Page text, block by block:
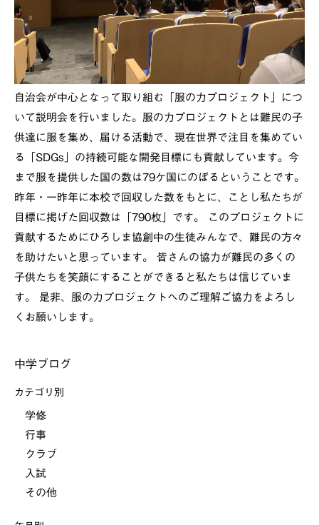
自治会が中心となって取り組む「服の力プロジェクト」につ
いて説明会を行いました。服の力プロジェクトとは難民の子
供達に服を集め、届ける活動で、現在世界で注目を集めてい
る「SDGs」の持続可能な開発目標にも貢献しています。今
まで服を提供した国の数は79ケ国にのぼるということです。
昨年・一昨年に本校で回収した数をもとに、ことし私たちが
目標に掲げた回収数は「790枚」です。 このプロジェクトに
貢献するためにひろしま協創中の生徒みんなで、難民の方々
を助けたいと思っています。 皆さんの協力が難民の多くの
子供たちを笑顔にすることができると私たちは信じていま
す。 是非、服の力プロジェクトへのご理解ご協力をよろし
くお願いします。
中学ブログ
カテゴリ別
学修
行事
クラブ
入試
その他